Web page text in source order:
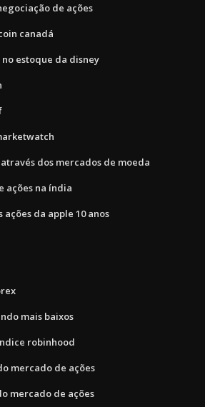
de ações
canadá
estoque da disney
dos mercados de moeda
ações na índia
da apple 10 anos
mais baixos
robinhood
mercado de ações
mercado de ações